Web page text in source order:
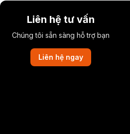
Liên hệ tư vấn
Chúng tôi sẵn sàng hỗ trợ bạn
Liên hệ ngay